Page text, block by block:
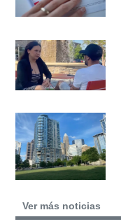
Ver más noticias